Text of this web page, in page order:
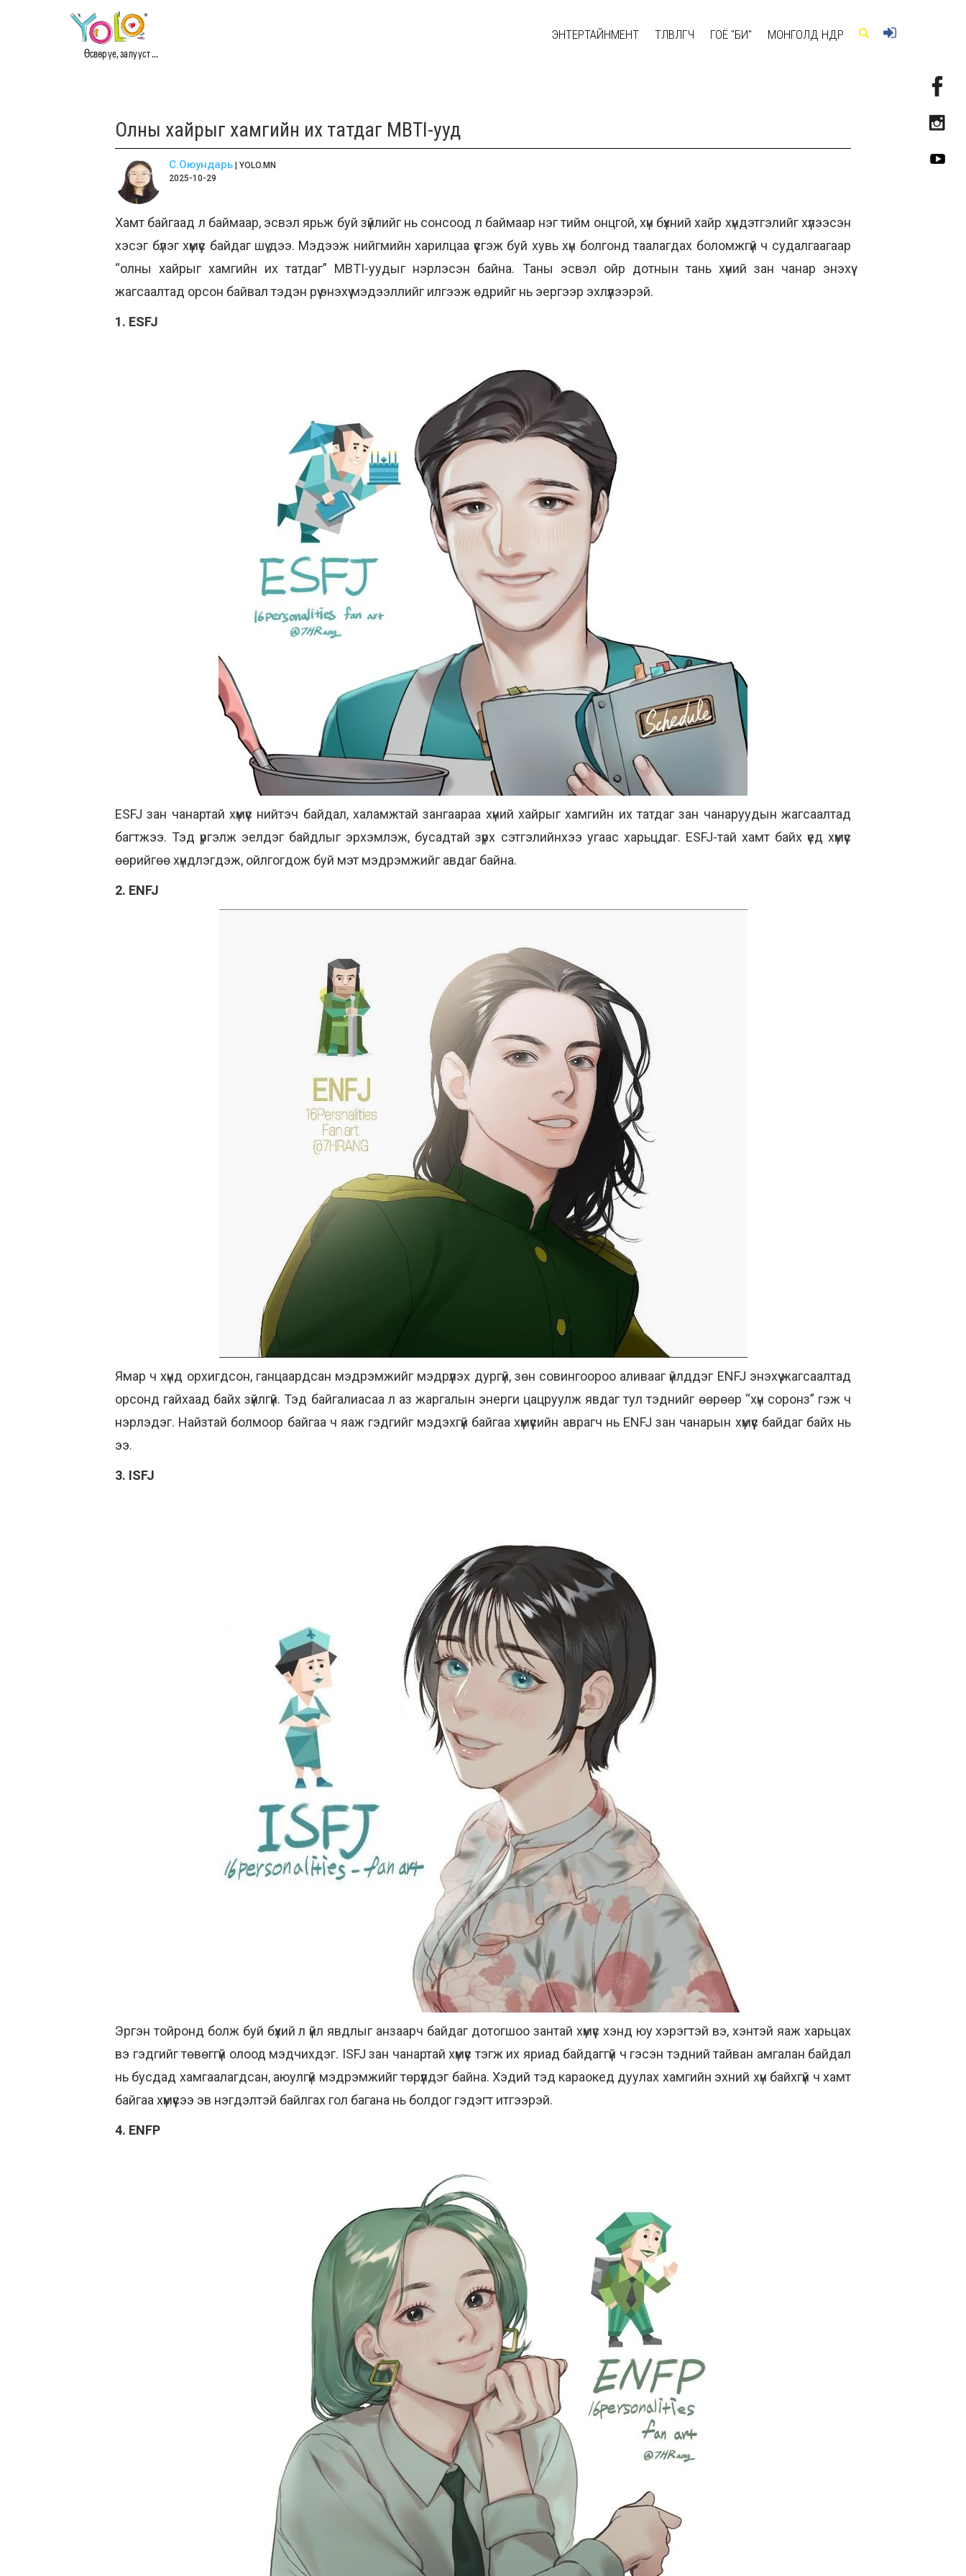
Өсвөр үе, залууст ...
ЭНТЕРТАЙНМЕНТ ТӨЛӨВЛӨГЧ ГОЁ "БИ" МОНГОЛД ӨНӨӨДӨР
Олны хайрыг хамгийн их татдаг MBTI-ууд
С.Оюундарь | YOLO.MN
2025-10-29
Хамт байгаад л баймаар, эсвэл ярьж буй зүйлийг нь сонсоод л баймаар нэг тийм онцгой, хүн бүхний хайр хүндэтгэлийг хүлээсэн
хэсэг бүлэг хүмүүс байдаг шүү дээ. Мэдээж нийгмийн харилцаа үүсгэж буй хувь хүн болгонд таалагдах боломжгүй ч судалгаагаар
“олны хайрыг хамгийн их татдаг” MBTI-уудыг нэрлэсэн байна. Таны эсвэл ойр дотнын тань хүний зан чанар энэхүү
жагсаалтад орсон байвал тэдэн рүү энэхүү мэдээллийг илгээж өдрийг нь эергээр эхлүүлээрэй.
1. ESFJ
ESFJ зан чанартай хүмүүс нийтэч байдал, халамжтай зангаараа хүний хайрыг хамгийн их татдаг зан чанаруудын жагсаалтад
багтжээ. Тэд үргэлж эелдэг байдлыг эрхэмлэж, бусадтай зүрх сэтгэлийнхээ угаас харьцдаг. ESFJ-тай хамт байх үед хүмүүс
өөрийгөө хүндлэгдэж, ойлгогдож буй мэт мэдрэмжийг авдаг байна.
2. ENFJ
Ямар ч хүнд орхигдсон, ганцаардсан мэдрэмжийг мэдрүүлэх дургүй, зөн совингоороо аливааг үйлддэг ENFJ энэхүү жагсаалтад
орсонд гайхаад байх зүйлгүй. Тэд байгалиасаа л аз жаргалын энерги цацруулж явдаг тул тэднийг өөрөөр “хүн соронз” гэж ч
нэрлэдэг. Найзтай болмоор байгаа ч яаж гэдгийг мэдэхгүй байгаа хүмүүсийн аврагч нь ENFJ зан чанарын хүмүүс байдаг байх нь
ээ.
3. ISFJ
Эргэн тойронд болж буй бүхий л үйл явдлыг анзаарч байдаг дотогшоо зантай хүмүүс хэнд юу хэрэгтэй вэ, хэнтэй яаж харьцах
вэ гэдгийг төвөггүй олоод мэдчихдэг. ISFJ зан чанартай хүмүүс тэгж их яриад байдаггүй ч гэсэн тэдний тайван амгалан байдал
нь бусдад хамгаалагдсан, аюулгүй мэдрэмжийг төрүүлдэг байна. Хэдий тэд караокед дуулах хамгийн эхний хүн байхгүй ч хамт
байгаа хүмүүсээ эв нэгдэлтэй байлгах гол багана нь болдог гэдэгт итгээрэй.
4. ENFP